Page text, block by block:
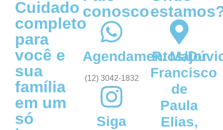
Cuidado
completo
para
você e
sua
família
em um
só
conosco
Agendamentos/
(12) 3042-1832
Siga
R. Major
Francisco
de
Paula
Elias,